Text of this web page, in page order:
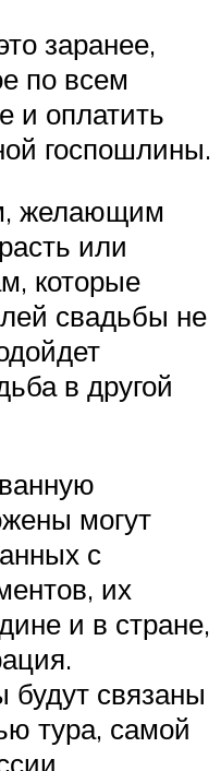
заранее,
по всем
и оплатить
госпошлины.
желающим
или
которые
свадьбы не
в другой
могут
с
их
и в стране,
связаны
тура, самой